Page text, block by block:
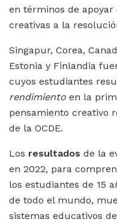
en términos de apoyar
creativas a la
Singapur, Corea,
Estonia y Finlandia
cuyos estudiantes
rendimiento en la
pensamiento creativo
de la OCDE.
Los resultados de la
en 2022, para
los estudiantes de 15
de todo el mundo,
sistemas educativos